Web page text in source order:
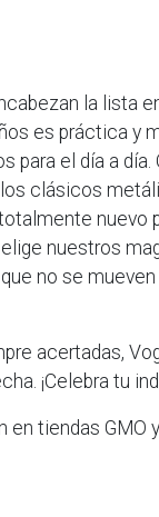
la lista
es práctica y
para el día a
clásicos
nuevo
nuestros
no se
acertadas,
¡Celebra tu
en tiendas GMO y